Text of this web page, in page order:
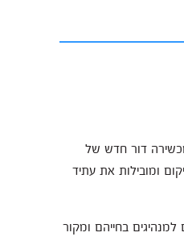
דור חדש של
ומובילות את עתיד
בחייהם ומקור